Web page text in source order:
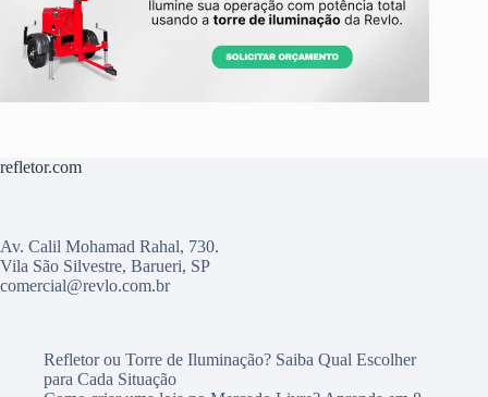
refletor.com
Av. Calil Mohamad Rahal, 730.
Vila São Silvestre, Barueri, SP
comercial@revlo.com.br
Refletor ou Torre de Iluminação? Saiba Qual Escolher
para Cada Situação